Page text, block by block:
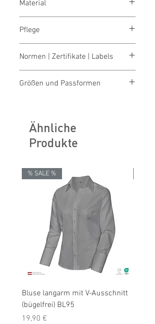
Material
Baumwolle und 50 % Polyester, 120
g/m²
Pflege
bleichen nicht erlaubt
trocknen nicht erlaubt
bügeln 2 Pkt. (mittlere Temp.)
Normen | Zertifikate | Labels
Fear Wear
Größen und Passformen
Ähnliche
Produkte
% SALE %
Bluse langarm mit V-Ausschnitt
(bügelfrei) BL95
Preis
19,90 €